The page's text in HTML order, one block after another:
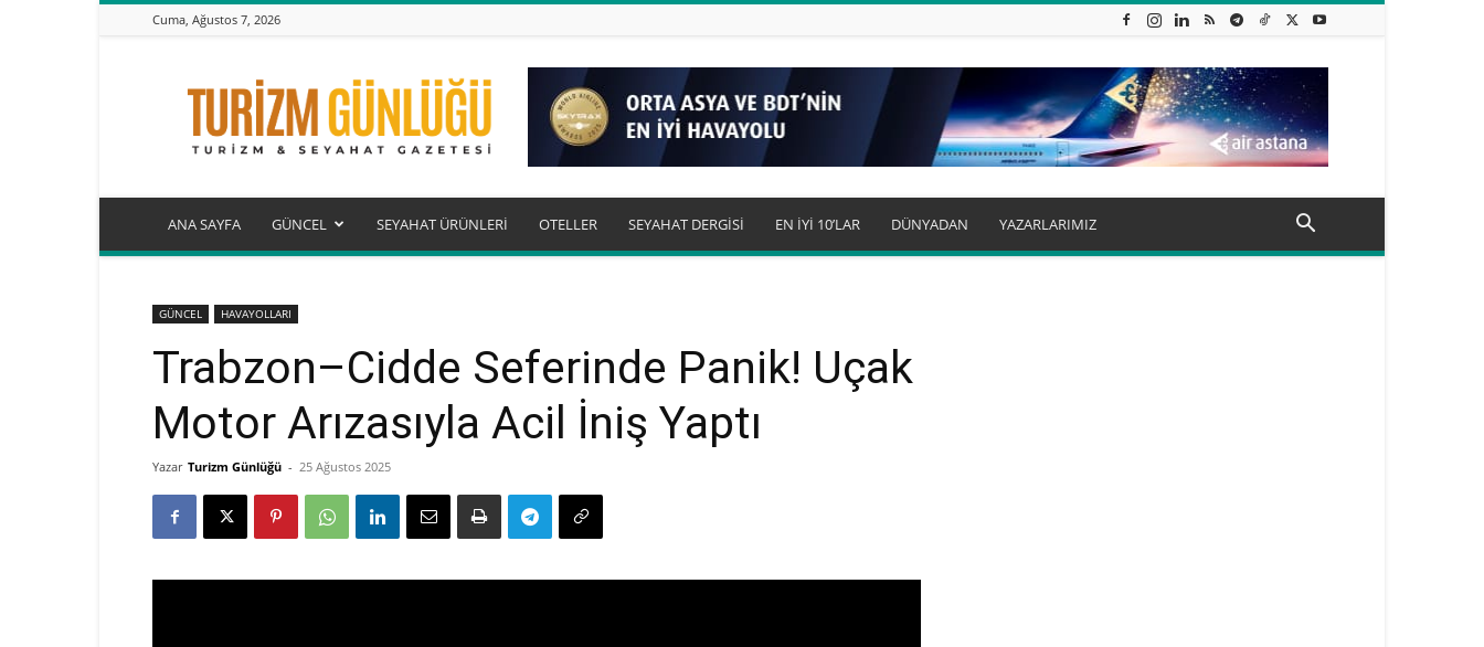
Cuma, Ağustos 7, 2026
Turizm
Günlüğü
ANA SAYFA GÜNCEL SEYAHAT ÜRÜNLERİ OTELLER SEYAHAT DERGİSİ EN İYİ 10’LAR DÜNYADAN YAZARLARIMIZ
GÜNCEL HAVAYOLLARI
Trabzon–Cidde Seferinde Panik! Uçak
Motor Arızasıyla Acil İniş Yaptı
Yazar Turizm Günlüğü - 25 Ağustos 2025